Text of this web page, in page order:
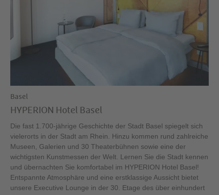
Basel
HYPERION Hotel Basel
Die fast 1.700-jährige Geschichte der Stadt Basel spiegelt sich
vielerorts in der Stadt am Rhein. Hinzu kommen rund zahlreiche
Museen, Galerien und 30 Theaterbühnen sowie eine der
wichtigsten Kunstmessen der Welt. Lernen Sie die Stadt kennen
und übernachten Sie komfortabel im HYPERION Hotel Basel!
Entspannte Atmosphäre und eine erstklassige Aussicht bietet
unsere Executive Lounge in der 30. Etage des über einhundert